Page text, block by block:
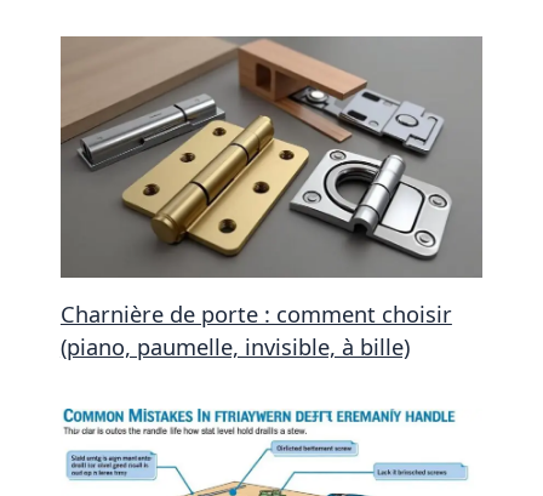
Charnière de porte : comment choisir
(piano, paumelle, invisible, à bille)